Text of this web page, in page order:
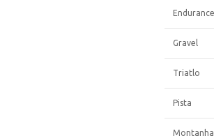
Endurance
Gravel
Triatlo
Pista
Montanha